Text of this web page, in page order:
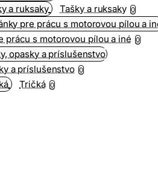
Tašky a ruksaky 0
prácu s motorovou pílou a iné 0
a príslušenstvo 0
Tričká 0